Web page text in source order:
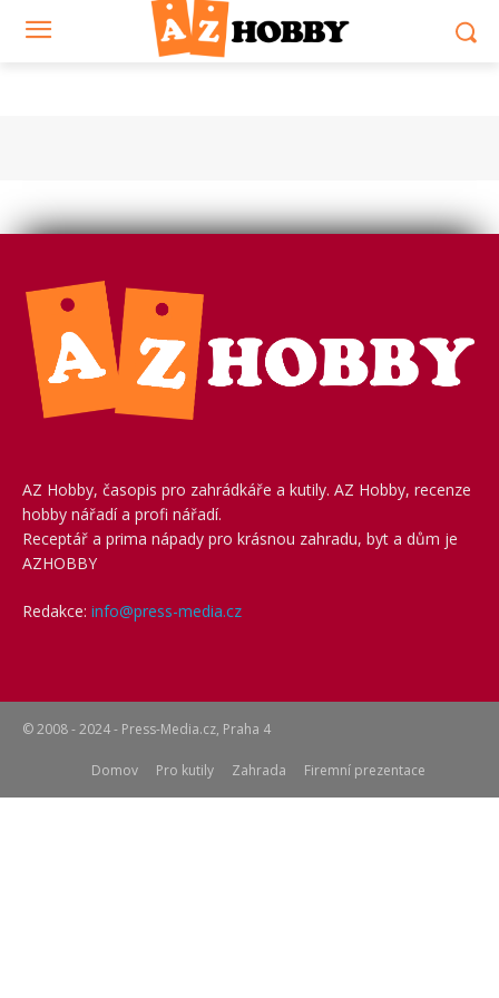
AZ Hobby, časopis pro zahrádkáře a kutily. AZ Hobby, recenze
hobby nářadí a profi nářadí.
Receptář a prima nápady pro krásnou zahradu, byt a dům je
AZHOBBY
Redakce: info@press-media.cz
© 2008 - 2024 - Press-Media.cz, Praha 4
Domov Pro kutily Zahrada Firemní prezentace